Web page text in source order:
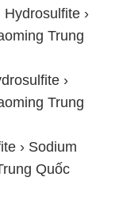
›
Trung
›
Trung
› Sodium
Quốc